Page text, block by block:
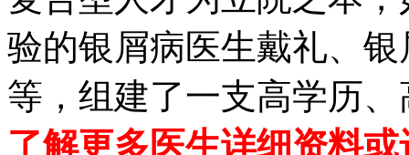
验的银屑病医生戴礼、
等，组建了一支高学历
了解更多医生详细资料